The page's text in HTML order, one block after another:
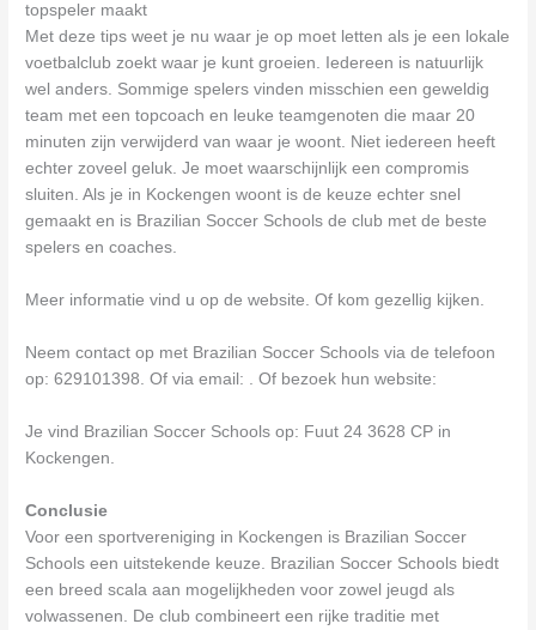
topspeler maakt
Met deze tips weet je nu waar je op moet letten als je een lokale
voetbalclub zoekt waar je kunt groeien. Iedereen is natuurlijk
wel anders. Sommige spelers vinden misschien een geweldig
team met een topcoach en leuke teamgenoten die maar 20
minuten zijn verwijderd van waar je woont. Niet iedereen heeft
echter zoveel geluk. Je moet waarschijnlijk een compromis
sluiten. Als je in Kockengen woont is de keuze echter snel
gemaakt en is Brazilian Soccer Schools de club met de beste
spelers en coaches.
Meer informatie vind u op de website. Of kom gezellig kijken.
Neem contact op met Brazilian Soccer Schools via de telefoon
op: 629101398. Of via email: . Of bezoek hun website:
Je vind Brazilian Soccer Schools op: Fuut 24 3628 CP in
Kockengen.
Conclusie
Voor een sportvereniging in Kockengen is Brazilian Soccer
Schools een uitstekende keuze. Brazilian Soccer Schools biedt
een breed scala aan mogelijkheden voor zowel jeugd als
volwassenen. De club combineert een rijke traditie met